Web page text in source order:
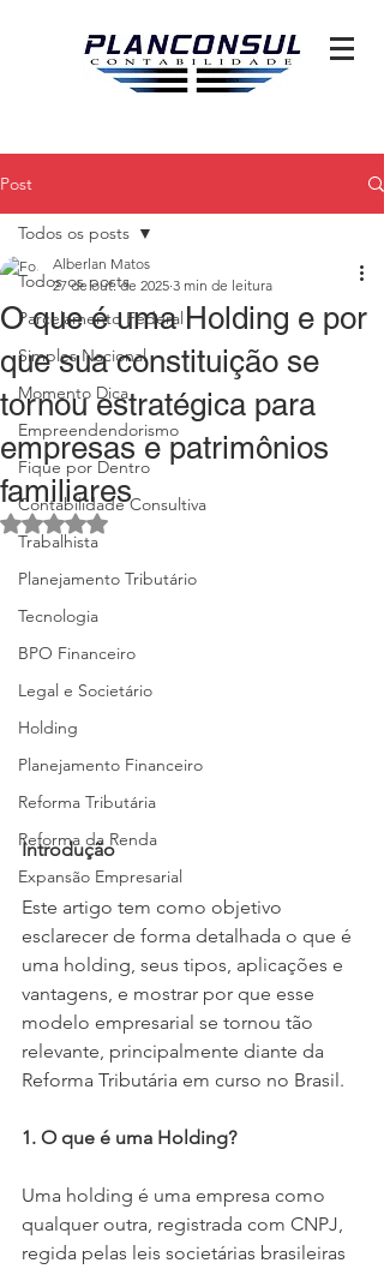
Post
Todos os posts
Parcelamento Federal
Simples Nacional
Momento Dica
Empreendendorismo
Fique por Dentro
Contabilidade Consultiva
Trabalhista
Planejamento Tributário
Tecnologia
BPO Financeiro
Legal e Societário
Holding
Planejamento Financeiro
Reforma Tributária
Reforma da Renda
Expansão Empresarial
Todos os posts
O que é uma Holding e por
que sua constituição se
tornou estratégica para
empresas e patrimônios
familiares
Alberlan Matos
27 de out. de 2025 3 min de leitura
Avaliado com NaN de 5 estrelas.
Introdução
Este artigo tem como objetivo
esclarecer de forma detalhada o que é
uma holding, seus tipos, aplicações e
vantagens, e mostrar por que esse
modelo empresarial se tornou tão
relevante, principalmente diante da
Reforma Tributária em curso no Brasil.
1. O que é uma Holding?
Uma holding é uma empresa como
qualquer outra, registrada com CNPJ,
regida pelas leis societárias brasileiras